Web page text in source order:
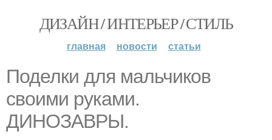
ДИЗАЙН / ИНТЕРЬЕР / СТИЛЬ
главная новости статьи
Поделки для мальчиков
своими руками.
ДИНОЗАВРЫ.